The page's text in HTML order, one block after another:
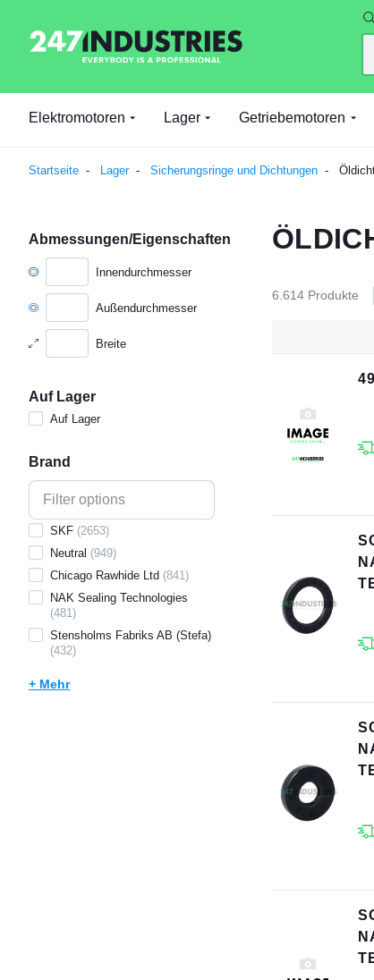
Elektromotoren Lager Getriebemotoren
Startseite Lager Sicherungsringe und Dichtungen
Abmessungen/Eigenschaften
Innendurchmesser
Außendurchmesser
Breite
Auf Lager
Auf Lager
Brand
SKF (2653)
Neutral (949)
Chicago Rawhide Ltd (841)
NAK Sealing Technologies
(481)
Stensholms Fabriks AB (Stefa)
(432)
+ Mehr
6.614 Produkte